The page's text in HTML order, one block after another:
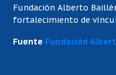
Fundación Alberto
fortalecimiento de
Fuente Fundación